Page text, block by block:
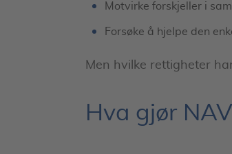
Motvirke forskjeller i
Forsøke å hjelpe den
Men hvilke rettigheter
Hva gjør